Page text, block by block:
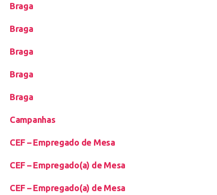
Braga
Braga
Braga
Braga
Braga
Campanhas
CEF – Empregado de Mesa
CEF – Empregado(a) de Mesa
CEF – Empregado(a) de Mesa